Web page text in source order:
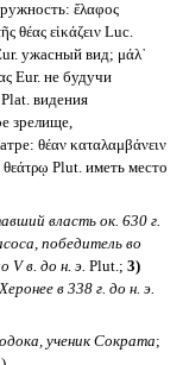
ἔλαφος
θέας εἰκάζειν Luc.
ужасный вид; μάλ᾽
Eur. не будучи
видения
зрелище,
θέαν καταλαμβάνειν
θεάτρῳ Plut. иметь место
власть ок. 630 г.
победитель во
V в. до н. э. Plut.; 3)
в 338 г. до н. э.
ученик Сократа;